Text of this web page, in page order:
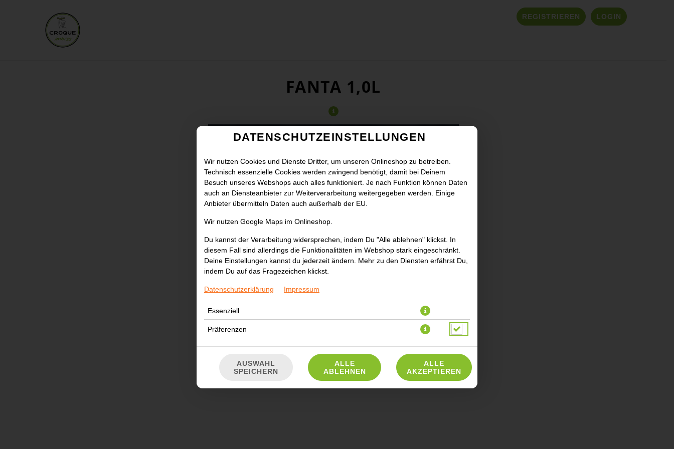
REGISTRIEREN LOGIN
FANTA 1,0L
3,50 € *
* Die Preise können nach Auswahl des Stores variieren.
DATENSCHUTZEINSTELLUNGEN
Wir nutzen Cookies und Dienste Dritter, um unseren Onlineshop zu betreiben.
Technisch essenzielle Cookies werden zwingend benötigt, damit bei Deinem
Besuch unseres Webshops auch alles funktioniert. Je nach Funktion können Daten
auch an Diensteanbieter zur Weiterverarbeitung weitergegeben werden. Einige
Anbieter übermitteln Daten auch außerhalb der EU.
Wir nutzen Google Maps im Onlineshop.
Du kannst der Verarbeitung widersprechen, indem Du "Alle ablehnen" klickst. In
diesem Fall sind allerdings die Funktionalitäten im Webshop stark eingeschränkt.
Deine Einstellungen kannst du jederzeit ändern. Mehr zu den Diensten erfährst Du,
indem Du auf das Fragezeichen klickst.
Datenschutzerklärung Impressum
Essenziell
Präferenzen
AUSWAHL
SPEICHERN
ALLE
ABLEHNEN
ALLE
AKZEPTIEREN